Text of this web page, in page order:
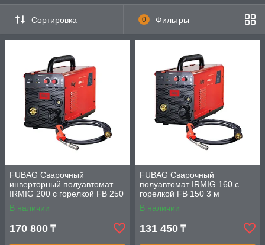
Сортировка 0 Фильтры
FUBAG Сварочный
инверторный полуавтомат
IRMIG 200 с горелкой FB 250
3 м
В наличии
170 800 ₸
FUBAG Сварочный
полуавтомат IRMIG 160 с
горелкой FB 150 3 м
В наличии
131 450 ₸